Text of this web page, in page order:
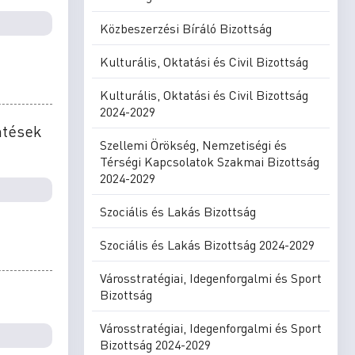
Közbeszerzési Bíráló Bizottság
Kulturális, Oktatási és Civil Bizottság
Kulturális, Oktatási és Civil Bizottság
2024-2029
Szellemi Örökség, Nemzetiségi és
Térségi Kapcsolatok Szakmai Bizottság
2024-2029
Szociális és Lakás Bizottság
Szociális és Lakás Bizottság 2024-2029
Városstratégiai, Idegenforgalmi és Sport
Bizottság
Városstratégiai, Idegenforgalmi és Sport
Bizottság 2024-2029